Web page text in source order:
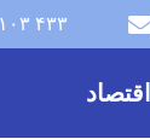
+۹۳ (۰)